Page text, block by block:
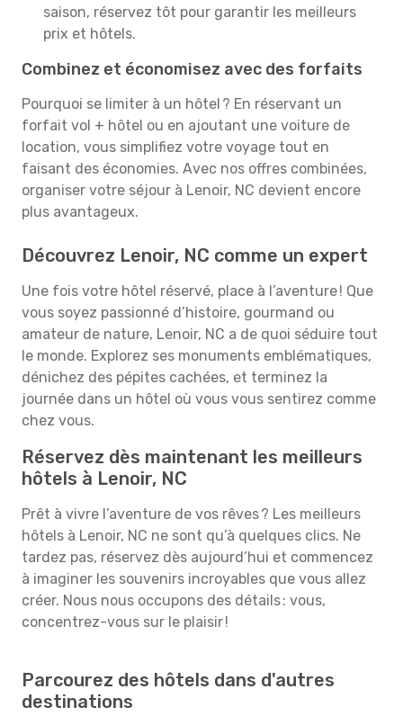
saison, réservez tôt pour garantir les meilleurs
prix et hôtels.
Combinez et économisez avec des forfaits
Pourquoi se limiter à un hôtel ? En réservant un
forfait vol + hôtel ou en ajoutant une voiture de
location, vous simplifiez votre voyage tout en
faisant des économies. Avec nos offres combinées,
organiser votre séjour à Lenoir, NC devient encore
plus avantageux.
Découvrez Lenoir, NC comme un expert
Une fois votre hôtel réservé, place à l’aventure ! Que
vous soyez passionné d’histoire, gourmand ou
amateur de nature, Lenoir, NC a de quoi séduire tout
le monde. Explorez ses monuments emblématiques,
dénichez des pépites cachées, et terminez la
journée dans un hôtel où vous vous sentirez comme
chez vous.
Réservez dès maintenant les meilleurs
hôtels à Lenoir, NC
Prêt à vivre l’aventure de vos rêves ? Les meilleurs
hôtels à Lenoir, NC ne sont qu’à quelques clics. Ne
tardez pas, réservez dès aujourd’hui et commencez
à imaginer les souvenirs incroyables que vous allez
créer. Nous nous occupons des détails : vous,
concentrez-vous sur le plaisir !
Parcourez des hôtels dans d'autres
destinations